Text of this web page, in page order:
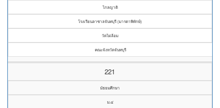
ไกลญาติ
โรงเรียนลาซาลจันทบุรี (มารดาพิทักษ์)
วัดไผ่ล้อม
คณะจังหวัดจันทบุรี
221
มัธยมศึกษา
ม.๔